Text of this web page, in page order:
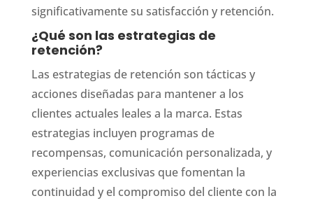
significativamente su satisfacción y retención.
¿Qué son las estrategias de
retención?
Las estrategias de retención son tácticas y
acciones diseñadas para mantener a los
clientes actuales leales a la marca. Estas
estrategias incluyen programas de
recompensas, comunicación personalizada, y
experiencias exclusivas que fomentan la
continuidad y el compromiso del cliente con la